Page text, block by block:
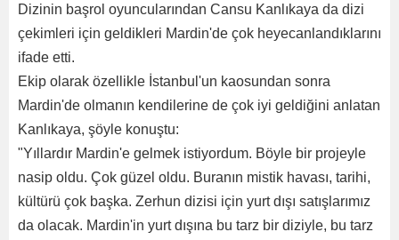
Dizinin başrol oyuncularından Cansu Kanlıkaya da dizi
çekimleri için geldikleri Mardin'de çok heyecanlandıklarını
ifade etti.
Ekip olarak özellikle İstanbul'un kaosundan sonra
Mardin'de olmanın kendilerine de çok iyi geldiğini anlatan
Kanlıkaya, şöyle konuştu:
"Yıllardır Mardin'e gelmek istiyordum. Böyle bir projeyle
nasip oldu. Çok güzel oldu. Buranın mistik havası, tarihi,
kültürü çok başka. Zerhun dizisi için yurt dışı satışlarımız
da olacak. Mardin'in yurt dışına bu tarz bir diziyle, bu tarz